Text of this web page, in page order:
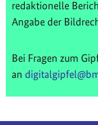
redaktionelle
Angabe der
Bei Fragen zum
an